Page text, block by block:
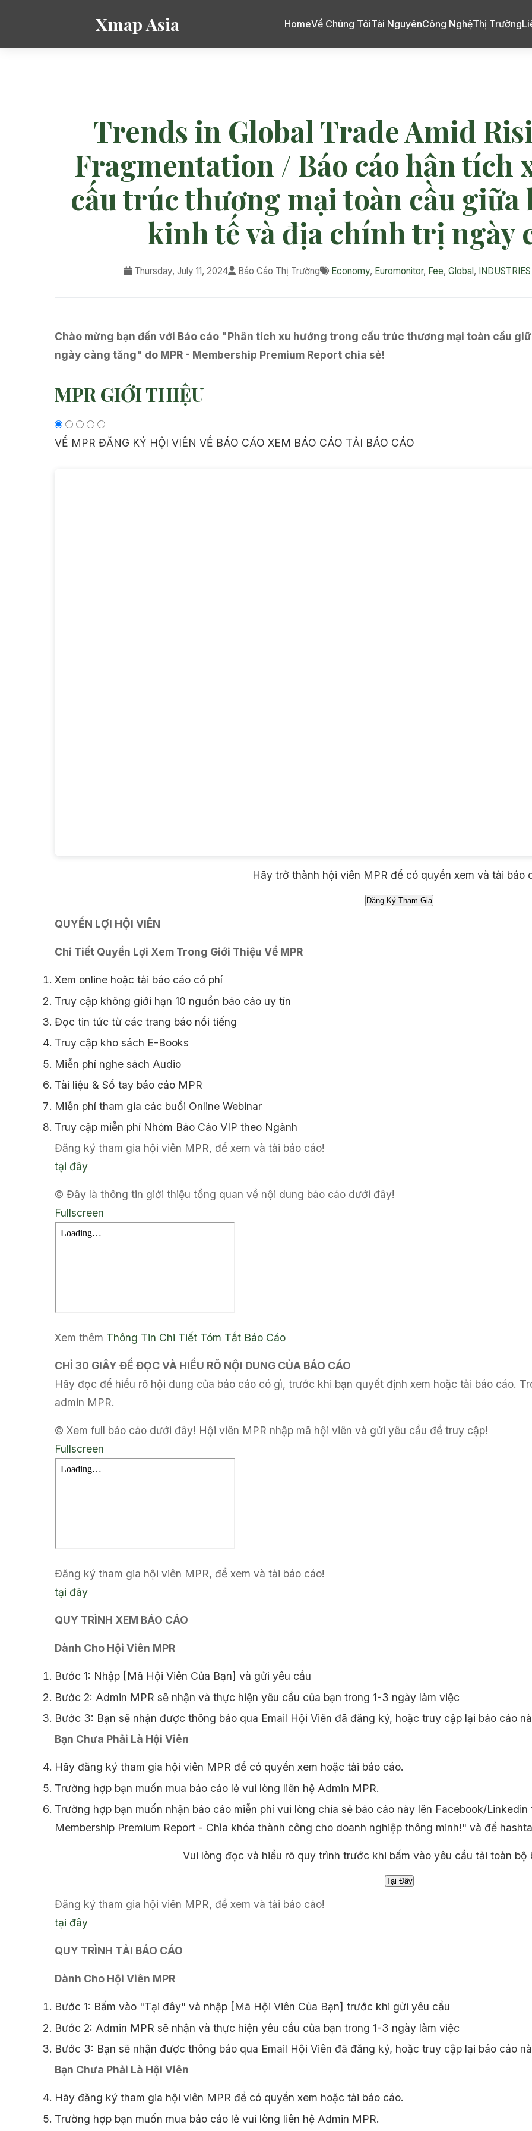
Xmap Asia HomeVề Chúng TôiTài NguyênCông NghệThị Trường
Trends in Global Trade Amid
Fragmentation / Báo cáo hân tích
cấu trúc thương mại toàn cầu giữa
kinh tế và địa chính trị ngày
Thursday, July 11, 2024 Báo Cáo Thị Trường Economy, Euromonitor, Fee, Global,
Chào mừng bạn đến với Báo cáo "Phân tích xu hướng trong cấu trúc thương mại toàn cầu
ngày càng tăng" do MPR - Membership Premium Report chia sẻ!
MPR GIỚI THIỆU
VỀ MPR ĐĂNG KÝ HỘI VIÊN VỀ BÁO CÁO XEM BÁO CÁO TẢI BÁO CÁO
Hãy trở thành hội viên MPR để có quyền xem và tải báo
QUYỀN LỢI HỘI VIÊN
Chi Tiết Quyền Lợi Xem Trong Giới Thiệu Về MPR
Xem online hoặc tải báo cáo có phí
Truy cập không giới hạn 10 nguồn báo cáo uy tín
Đọc tin tức từ các trang báo nổi tiếng
Truy cập kho sách E-Books
Miễn phí nghe sách Audio
Tài liệu & Sổ tay báo cáo MPR
Miễn phí tham gia các buổi Online Webinar
Truy cập miễn phí Nhóm Báo Cáo VIP theo Ngành
Đăng ký tham gia hội viên MPR, để xem và tải báo cáo!
tại đây
© Đây là thông tin giới thiệu tổng quan về nội dung báo cáo dưới đây!
Fullscreen
Xem thêm Thông Tin Chi Tiết Tóm Tắt Báo Cáo
CHỈ 30 GIÂY ĐỂ ĐỌC VÀ HIỂU RÕ NỘI DUNG CỦA BÁO CÁO
Hãy đọc để hiểu rõ hội dung của báo cáo có gì, trước khi bạn quyết định xem hoặc tải báo cáo.
admin MPR.
© Xem full báo cáo dưới đây! Hội viên MPR nhập mã hội viên và gửi yêu cầu để truy cập!
Fullscreen
Đăng ký tham gia hội viên MPR, để xem và tải báo cáo!
tại đây
QUY TRÌNH XEM BÁO CÁO
Dành Cho Hội Viên MPR
Bước 1: Nhập [Mã Hội Viên Của Bạn] và gửi yêu cầu
Bước 2: Admin MPR sẽ nhận và thực hiện yêu cầu của bạn trong 1-3 ngày làm việc
Bước 3: Bạn sẽ nhận được thông báo qua Email Hội Viên đã đăng ký, hoặc truy cập lại báo cáo
Bạn Chưa Phải Là Hội Viên
Hãy đăng ký tham gia hội viên MPR để có quyền xem hoặc tải báo cáo.
Trường hợp bạn muốn mua báo cáo lẻ vui lòng liên hệ Admin MPR.
Trường hợp bạn muốn nhận báo cáo miễn phí vui lòng chia sẻ báo cáo này lên Facebook/
Membership Premium Report - Chìa khóa thành công cho doanh nghiệp thông minh!" và để
Vui lòng đọc và hiểu rõ quy trình trước khi bấm vào yêu cầu tải toàn bộ
Đăng ký tham gia hội viên MPR, để xem và tải báo cáo!
tại đây
QUY TRÌNH TẢI BÁO CÁO
Dành Cho Hội Viên MPR
Bước 1: Bấm vào "Tại đây" và nhập [Mã Hội Viên Của Bạn] trước khi gửi yêu cầu
Bước 2: Admin MPR sẽ nhận và thực hiện yêu cầu của bạn trong 1-3 ngày làm việc
Bước 3: Bạn sẽ nhận được thông báo qua Email Hội Viên đã đăng ký, hoặc truy cập lại báo cáo
Bạn Chưa Phải Là Hội Viên
Hãy đăng ký tham gia hội viên MPR để có quyền xem hoặc tải báo cáo.
Trường hợp bạn muốn mua báo cáo lẻ vui lòng liên hệ Admin MPR.